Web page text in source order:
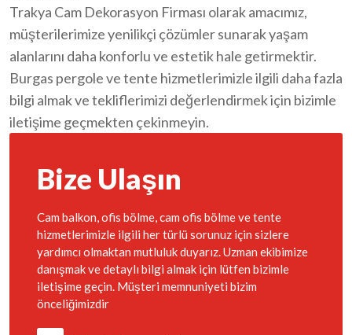
Trakya Cam Dekorasyon Firması olarak amacımız,
müşterilerimize yenilikçi çözümler sunarak yaşam
alanlarını daha konforlu ve estetik hale getirmektir.
Burgas pergole ve tente hizmetlerimizle ilgili daha fazla
bilgi almak ve tekliflerimizi değerlendirmek için bizimle
iletişime geçmekten çekinmeyin.
Bize Ulaşın
Cam balkon, ofis bölme, cam ofis bölme ve tente
hizmetlerimizle ilgili her türlü sorunuz için sizlere
yardımcı olmaktan mutluluk duyarız. Uzman ekibimize
danışmak ve detaylı bilgi almak için lütfen bizimle
iletişime geçin. Müşteri memnuniyeti bizim
önceliğimizdir